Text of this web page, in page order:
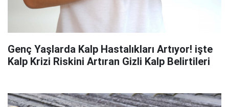
Genç Yaşlarda Kalp Hastalıkları Artıyor! işte
Kalp Krizi Riskini Artıran Gizli Kalp Belirtileri